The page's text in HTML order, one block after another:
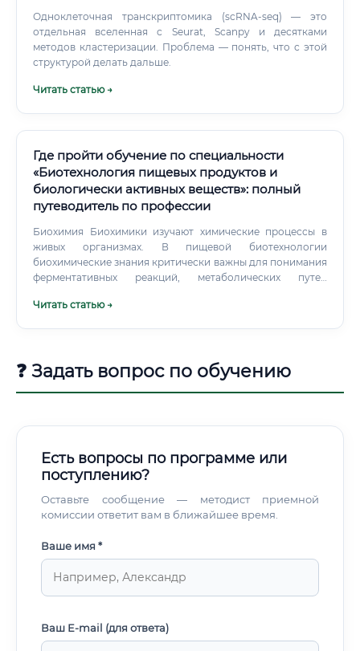
Одноклеточная транскриптомика (scRNA-seq) — это
отдельная вселенная с Seurat, Scanpy и десятками
методов кластеризации. Проблема — понять, что с этой
структурой делать дальше.
Читать статью →
Где пройти обучение по специальности
«Биотехнология пищевых продуктов и
биологически активных веществ»: полный
путеводитель по профессии
Биохимия Биохимики изучают химические процессы в
живых организмах. В пищевой биотехнологии
биохимические знания критически важны для понимания
ферментативных реакций, метаболических путей
веществ.
Читать статью →
❓ Задать вопрос по обучению
Есть вопросы по программе или
поступлению?
Оставьте сообщение — методист приемной
комиссии ответит вам в ближайшее время.
Ваше имя *
Ваш E-mail (для ответа)